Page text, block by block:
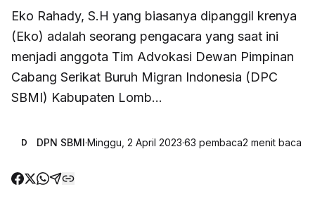
Eko Rahady, S.H yang biasanya dipanggil krenya
(Eko) adalah seorang pengacara yang saat ini
menjadi anggota Tim Advokasi Dewan Pimpinan
Cabang Serikat Buruh Migran Indonesia (DPC
SBMI) Kabupaten Lomb...
D DPN SBMI·Minggu, 2 April 2023·63 pembaca2 menit baca